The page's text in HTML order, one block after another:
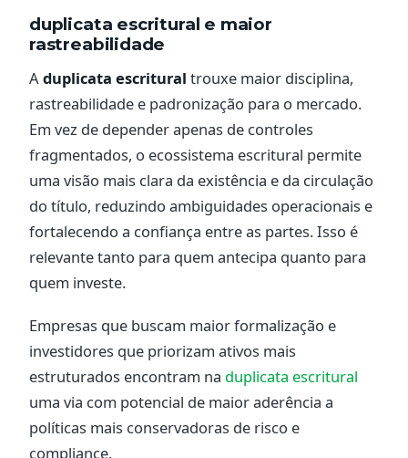
duplicata escritural e maior
rastreabilidade
Aduplicata escritural trouxe maior disciplina,
rastreabilidade e padronização para o mercado.
Em vez de depender apenas de controles
fragmentados, o ecossistema escritural permite
uma visão mais clara da existência e da circulação
do título, reduzindo ambiguidades operacionais e
fortalecendo a confiança entre as partes. Isso é
relevante tanto para quem antecipa quanto para
quem investe.
Empresas que buscam maior formalização e
investidores que priorizam ativos mais
estruturados encontram na duplicata escritural
uma via com potencial de maior aderência a
políticas mais conservadoras de risco e
compliance.